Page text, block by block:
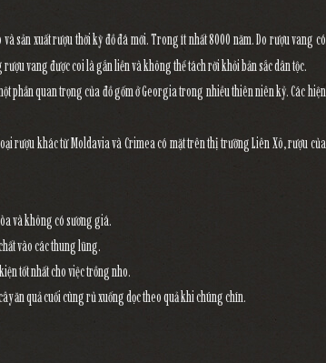
sản xuất rượu thời kỳ đồ đá mới. Trong ít nhất 8000 năm. Do rượu vang có
vang được coi là gắn liền và không thể tách rời khỏi bản sắc dân tộc.
phần quan trọng của đồ gốm ở Georgia trong nhiều thiên niên kỷ. Các hiện
rượu khác từ Moldavia và Crimea có mặt trên thị trường Liên Xô, rượu của
và không có sương giá.
vào các thung lũng.
tốt nhất cho việc trồng nho.
ăn quả cuối cùng rủ xuống dọc theo quả khi chúng chín.